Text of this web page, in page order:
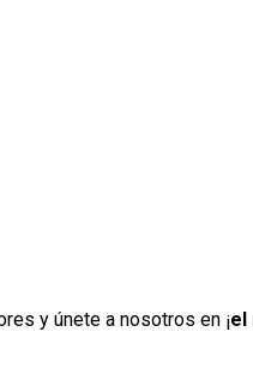
y únete a nosotros en ¡el